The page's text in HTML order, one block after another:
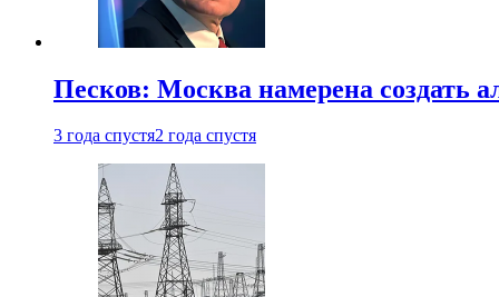
Песков: Москва намерена создать
3 года спустя2 года спустя